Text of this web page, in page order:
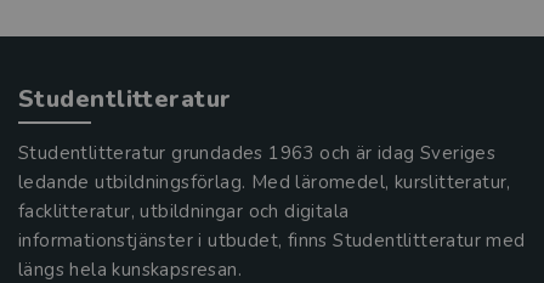
Studentlitteratur
Studentlitteratur grundades 1963 och är idag Sveriges
ledande utbildningsförlag. Med läromedel, kurslitteratur,
facklitteratur, utbildningar och digitala
informationstjänster i utbudet, finns Studentlitteratur med
längs hela kunskapsresan.